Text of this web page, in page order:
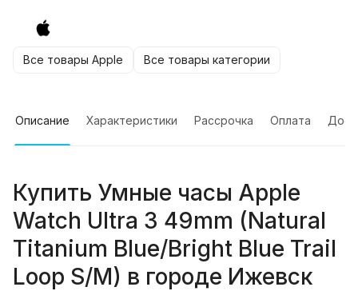
Все товары Apple Все товары категории
Описание Характеристики Рассрочка Оплата
Купить Умные часы Apple
Watch Ultra 3 49mm (Natural
Titanium Blue/Bright Blue Trail
Loop S/M) в городе Ижевск